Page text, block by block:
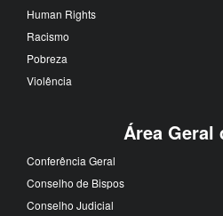
Human Rights
Racismo
Pobreza
Violência
Área Geral
Conferência Geral
Conselho de Bispos
Conselho Judicial